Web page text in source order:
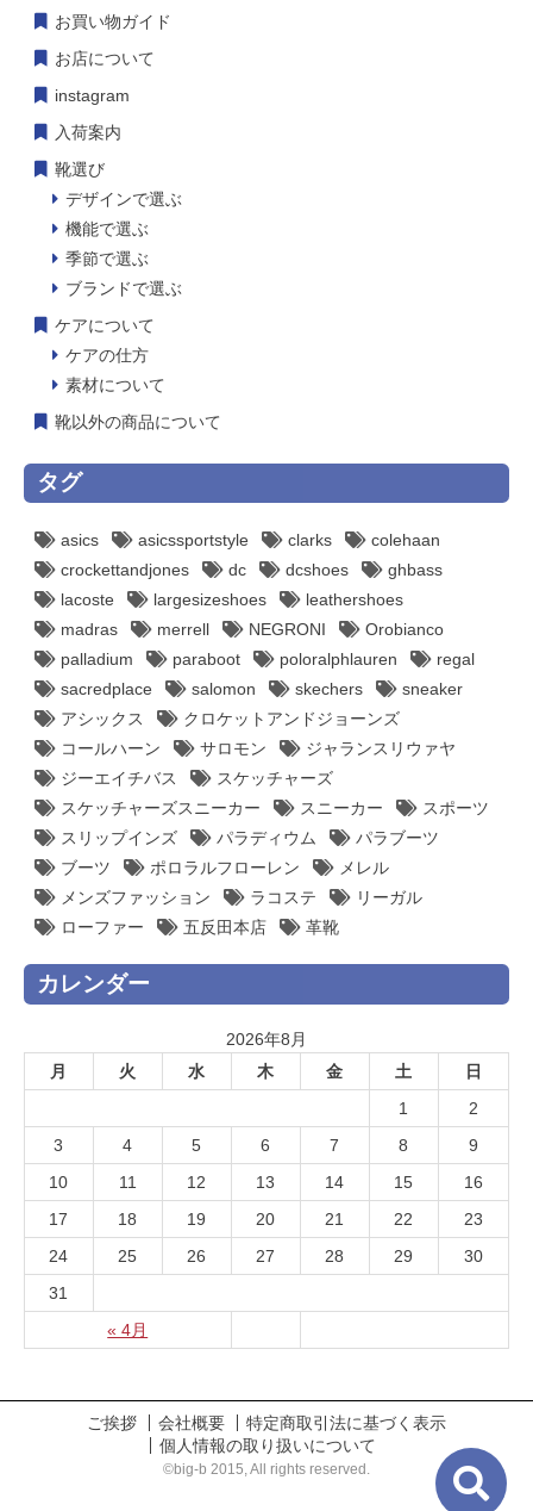
お買い物ガイド
お店について
instagram
入荷案内
靴選び
デザインで選ぶ
機能で選ぶ
季節で選ぶ
ブランドで選ぶ
ケアについて
ケアの仕方
素材について
靴以外の商品について
タグ
asics asicssportstyle clarks
colehaan
crockettandjones
dc dcshoes
ghbass
lacoste
largesizeshoes
leathershoes
madras
merrell NEGRONI
Orobianco
palladium
paraboot poloralphlauren
regal
sacredplace
salomon skechers
sneaker
アシックス
クロケットアンドジョーンズ
コールハーン
サロモン
ジャランスリウァヤ
ジーエイチバス
スケッチャーズ
スケッチャーズスニーカー
スニーカー
スポーツ
スリップインズ
パラディウム
パラブーツ
ブーツ
ポロラルフローレン
メレル
メンズファッション
ラコステ
リーガル
ローファー
五反田本店 革靴
カレンダー
2026年8月
月
火 水 木 金 土 日
« 4月
1
2
3
4 5 6 7 8
9
10
11 12 13 14 15
16
17
18 19 20 21 22
23
24
25 26 27 28 29
30
31
ご挨拶 会社概要
特定商取引法に基づく表示
個人情報の取り扱いについて
©big-b 2015, All rights reserved.